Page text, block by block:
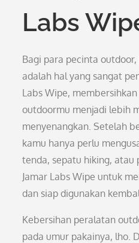
Labs
Bagi para pecinta
adalah hal yang sangat
Labs Wipe,
outdoormu menjadi lebih
menyenangkan. Setelah
kamu hanya perlu
tenda, sepatu hiking, atau
Jamar Labs Wipe untuk
dan siap digunakan
Kebersihan peralatan
pada umur pakainya, lho.